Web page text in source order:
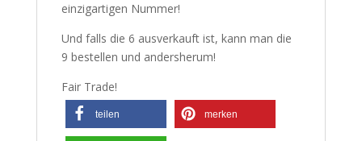
einzigartigen Nummer!
Und falls die 6 ausverkauft ist, kann man die
9 bestellen und andersherum!
Fair Trade!
teilen merken